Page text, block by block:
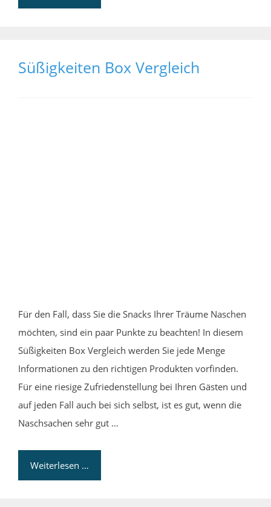
Süßigkeiten Box Vergleich
Für den Fall, dass Sie die Snacks Ihrer Träume Naschen
möchten, sind ein paar Punkte zu beachten! In diesem
Süßigkeiten Box Vergleich werden Sie jede Menge
Informationen zu den richtigen Produkten vorfinden.
Für eine riesige Zufriedenstellung bei Ihren Gästen und
auf jeden Fall auch bei sich selbst, ist es gut, wenn die
Naschsachen sehr gut …
Weiterlesen …